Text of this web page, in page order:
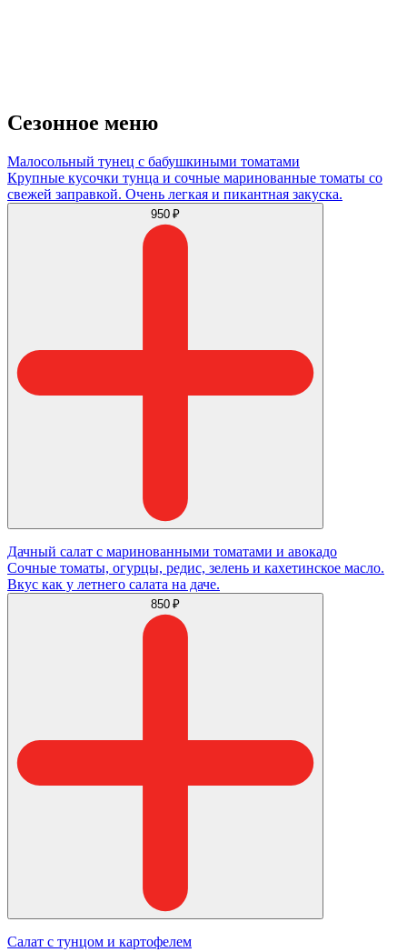
Сезонное меню
Малосольный тунец с бабушкиными томатами
Крупные кусочки тунца и сочные маринованные томаты со
свежей заправкой. Очень легкая и пикантная закуска.
950 ₽
Дачный салат с маринованными томатами и авокадо
Сочные томаты, огурцы, редис, зелень и кахетинское масло.
Вкус как у летнего салата на даче.
850 ₽
Салат с тунцом и картофелем